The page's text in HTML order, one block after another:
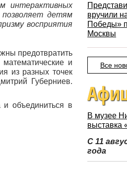
интерактивных
детям
восприятия
предотвратить
и
из разных точек
Губерниев.
и объединиться в
вручили
Победы»
Москвы
Все
В музее
выставка
С 11
года